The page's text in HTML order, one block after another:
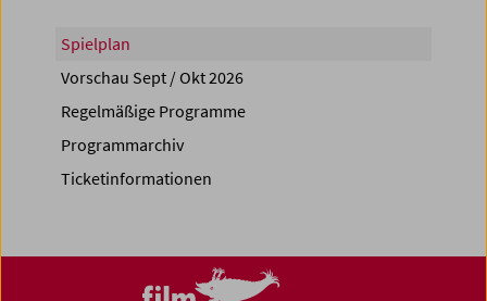
Spielplan
Vorschau Sept / Okt 2026
Regelmäßige Programme
Programmarchiv
Ticketinformationen